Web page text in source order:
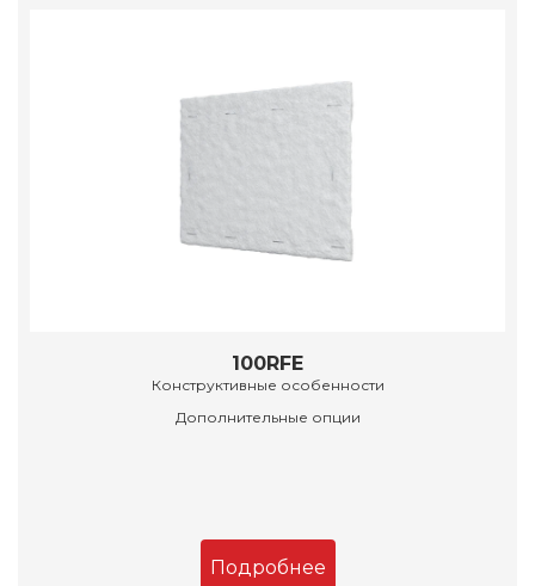
100RFE
Конструктивные особенности
Дополнительные опции
Подробнее